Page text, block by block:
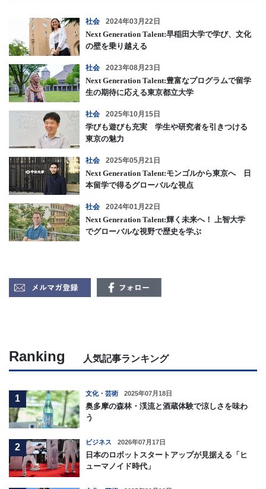
社会 2024年03月22日
Next Generation Talent:早稲田大学で学び、文化
の壁を乗り越える
社会 2023年08月23日
Next Generation Talent:豊富なプログラムで留学
生の期待に応える東京都立大学
社会 2025年10月15日
学びも遊びも充実 学生や研究者を引きつける
東京の魅力
社会 2025年05月21日
Next Generation Talent:モンゴルから東京へ 日
本留学で得るグローバルな視点
社会 2024年01月22日
Next Generation Talent:輝く未来へ！ 上智大学
でグローバルな視野で歴史を学ぶ
Ranking 人気記事ランキング
1
文化・芸術 2025年07月18日
奥多摩の森林・渓流と酒蔵体験で涼しさを味わ
う
2
ビジネス 2026年07月17日
日本のロボットスタートアップが見据える「ヒ
ューマノイド時代」